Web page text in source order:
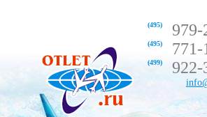
(495) 979-
(495) 771-
(499) 922-